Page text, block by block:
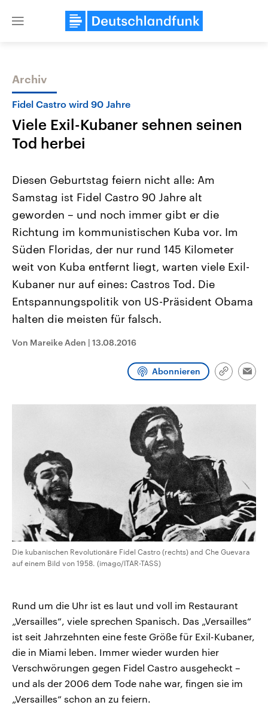
Close
Themen
Landtagswahl Sachsen-Anhalt
2026
Alle Informationen
Sachsen-Anhalt wählt am 6.
September 2026 einen neuen
Landtag. Seit 2021 wird das
Bundesland von einer Koalition aus
Umfragen, Prognosen,
Wahlprogramme, aktuelle Berichte
und Hintergründe zu den Parteien
und Kandidaten der anstehenden
Wahl.
USA
Aktuelle Beiträge,
Hintergründe
Wirtschaftlich und
gehören die Vereinigten
den mächtigsten Ländern
mit großem Einfluss auf
Sendungen Programm Podcasts
Archiv
Fidel Castro wird 90 Jahre
Viele Exil-Kubaner sehnen seinen
Tod herbei
Diesen Geburtstag feiern nicht alle: Am
Samstag ist Fidel Castro 90 Jahre alt
geworden – und noch immer gibt er die
Richtung im kommunistischen Kuba vor. Im
Süden Floridas, der nur rund 145 Kilometer
weit von Kuba entfernt liegt, warten viele Exil-
Kubaner nur auf eines: Castros Tod. Die
Entspannungspolitik von US-Präsident Obama
halten die meisten für falsch.
Von Mareike Aden | 13.08.2016
Abonnieren
Link
Die kubanischen Revolutionäre Fidel Castro (rechts) and Che Guevara
auf einem Bild von 1958. (imago/ITAR-TASS)
Rund um die Uhr ist es laut und voll im Restaurant
„Versailles“, viele sprechen Spanisch. Das „Versailles“
ist seit Jahrzehnten eine feste Größe für Exil-Kubaner,
die in Miami leben. Immer wieder wurden hier
Verschwörungen gegen Fidel Castro ausgeheckt –
und als der 2006 dem Tode nahe war, fingen sie im
„Versailles“ schon an zu feiern.